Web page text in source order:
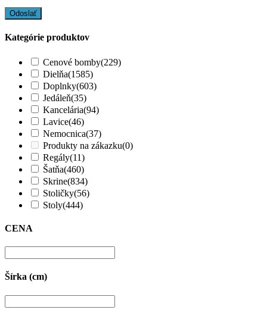
Kategórie produktov
Cenové bomby(229)
Dielňa(1585)
Doplnky(603)
Jedáleň(35)
Kancelária(94)
Lavice(46)
Nemocnica(37)
Produkty na zákazku(0)
Regály(11)
Šatňa(460)
Skrine(834)
Stoličky(56)
Stoly(444)
CENA
Šírka (cm)